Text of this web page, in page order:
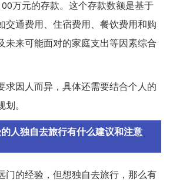
万元的存款。这个存款数额是基于
交通费用、住宿费用、餐饮费用和购
未来可能面对的家庭支出等因素综合
求因人而异，具体还需要结合个人的
。
人独自去旅行有什么建议和注意
门的经验，但想独自去旅行，那么有